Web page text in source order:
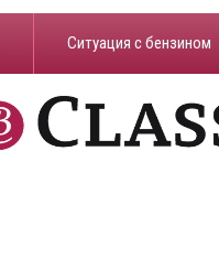
​Ситуация с бензином